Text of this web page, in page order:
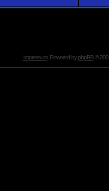
Impressum. Powered byphpBB©